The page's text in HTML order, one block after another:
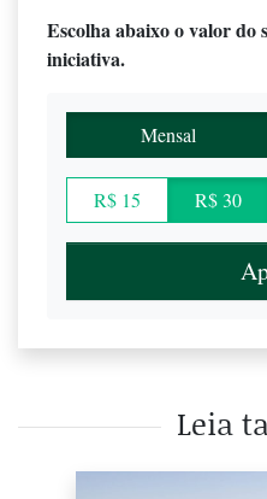
Escolha abaixo o valor do
iniciativa.
Mensal
R$ 15 R$ 30
Leia